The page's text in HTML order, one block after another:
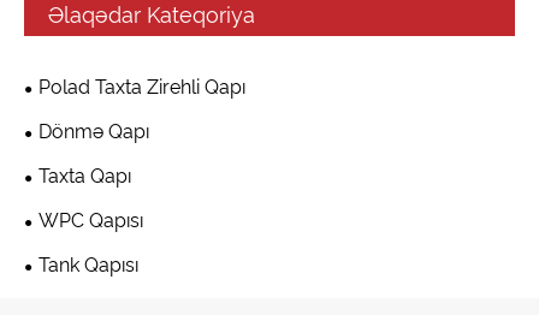
Əlaqədar Kateqoriya
Polad Taxta Zirehli Qapı
Dönmə Qapı
Taxta Qapı
WPC Qapısı
Tank Qapısı